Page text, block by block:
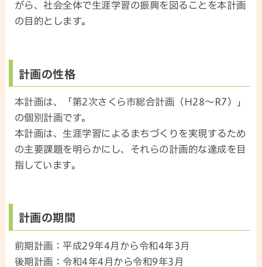
がら、社会全体で生涯学習の振興を図ることを本計画
の目的とします。
計画の性格
本計画は、「第2次さくら市総合計画（H28～R7）」
の個別計画です。
本計画は、生涯学習によるまちづくりを実現するため
の主要課題を明らかにし、それらの計画的な達成を目
指しています。
計画の期間
前期計画：平成29年4月から令和4年3月
後期計画：令和4年4月から令和9年3月